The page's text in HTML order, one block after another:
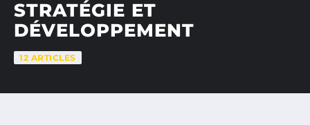
STRATÉGIE ET
DÉVELOPPEMENT
12 ARTICLES